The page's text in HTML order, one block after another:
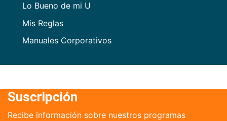
Lo Bueno de mi U
Mis Reglas
Manuales Corporativos
Suscripción
Recibe información sobre nuestros programas